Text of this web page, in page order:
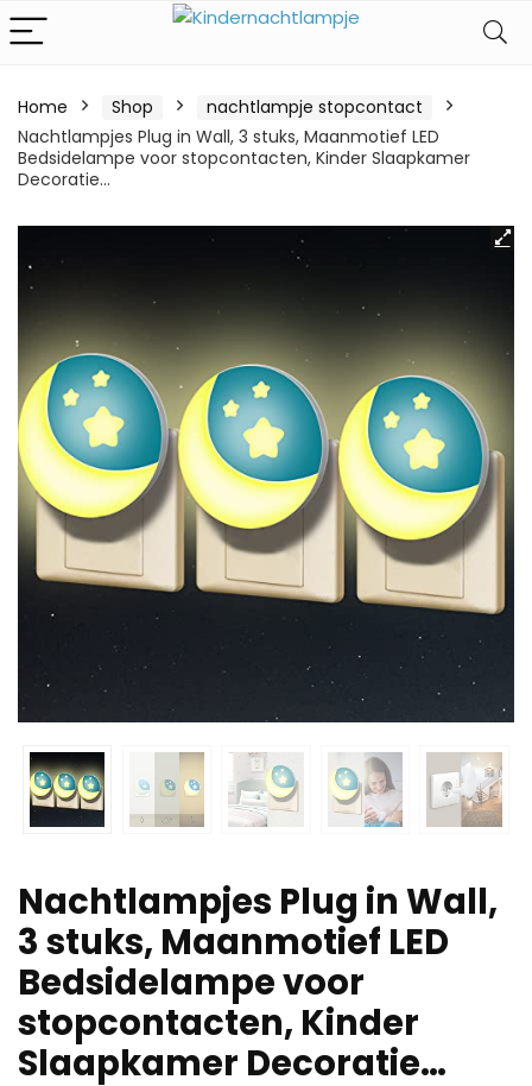
Home Shop
nachtlampje stopcontact
Nachtlampjes Plug in Wall, 3 stuks, Maanmotief LED
Bedsidelampe voor stopcontacten, Kinder Slaapkamer
Decoratie…
Nachtlampjes Plug in Wall,
3 stuks, Maanmotief LED
Bedsidelampe voor
stopcontacten, Kinder
Slaapkamer Decoratie…